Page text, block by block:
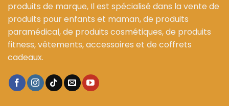
produits de marque, Il est spécialisé dans la vente de
produits pour enfants et maman, de produits
paramédical, de produits cosmétiques, de produits
fitness, vêtements, accessoires et de coffrets
cadeaux.